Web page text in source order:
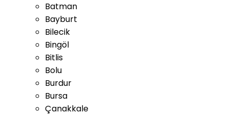
Batman
Bayburt
Bilecik
Bingöl
Bitlis
Bolu
Burdur
Bursa
Çanakkale